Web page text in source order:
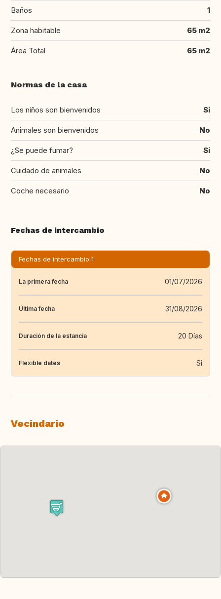
Baños 1
Zona habitable 65 m2
Área Total 65 m2
Normas de la casa
Los niños son bienvenidos Si
Animales son bienvenidos No
¿Se puede fumar? Si
Cuidado de animales No
Coche necesario No
Fechas de intercambio
Fechas de intercambio 1
La primera fecha 01/07/2026
Última fecha 31/08/2026
Duración de la estancia 20 Días
Flexible dates Si
Vecindario